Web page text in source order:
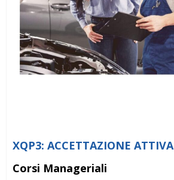
XQP3: ACCETTAZIONE ATTIVA
Corsi Manageriali